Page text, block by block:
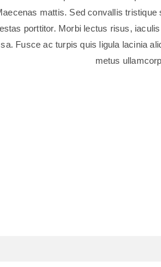
mattis. Sed convallis tristique
porttitor. Morbi lectus risus,
Fusce ac turpis quis ligula lacinia
metus